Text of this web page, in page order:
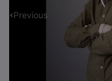
Previous